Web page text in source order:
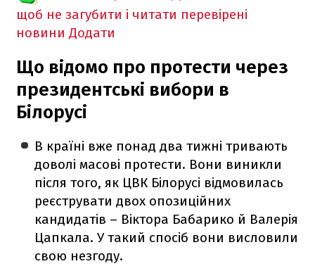
щоб не загубити і читати перевірені
новини Додати
Що відомо про протести через
президентські вибори в
Білорусі
В країні вже понад два тижні тривають
доволі масові протести. Вони виникли
після того, як ЦВК Білорусі відмовилась
реєструвати двох опозиційних
кандидатів – Віктора Бабарико й Валерія
Цапкала. У такий спосіб вони висловили
свою незгоду.